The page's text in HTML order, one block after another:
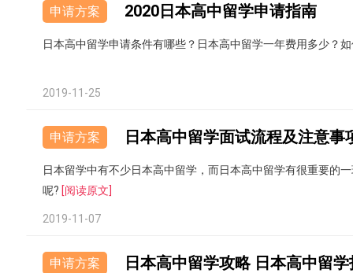
申请方案 2020日本高中留学申请指南
日本高中留学申请条件有哪些？日本高中留学一年费用多少？
2019-11-25
申请方案 日本高中留学面试流程及注意事
日本留学中有不少日本高中留学，而日本高中留学有很重要的
呢? [阅读原文]
2019-11-07
申请方案 日本高中留学攻略 日本高中留